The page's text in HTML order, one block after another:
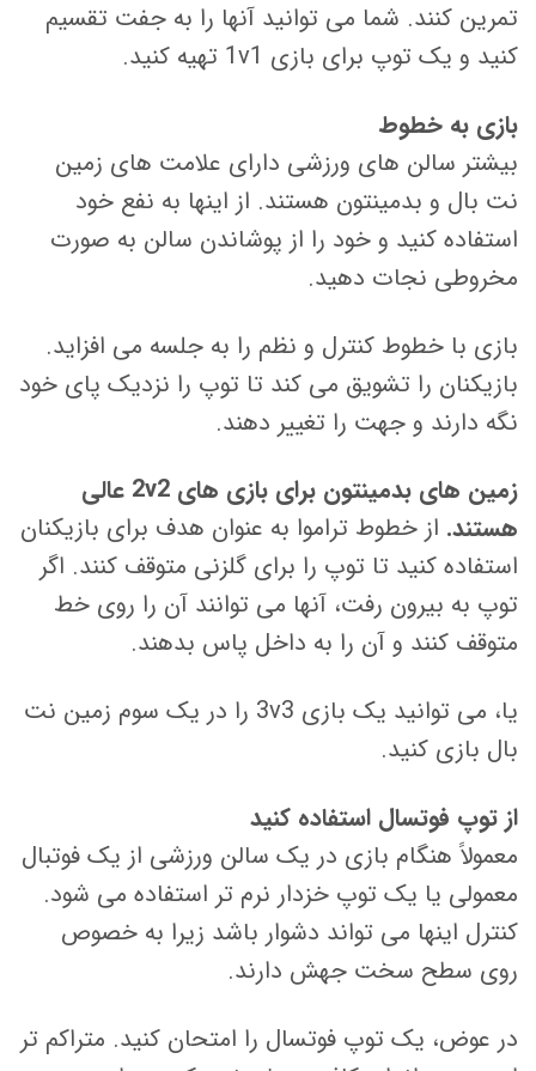
تمرین کنند. شما می توانید آنها را به جفت تقسیم
کنید و یک توپ برای بازی 1v1 تهیه کنید.
بازی به خطوط
بیشتر سالن های ورزشی دارای علامت های زمین
نت بال و بدمینتون هستند. از اینها به نفع خود
استفاده کنید و خود را از پوشاندن سالن به صورت
مخروطی نجات دهید.
بازی با خطوط کنترل و نظم را به جلسه می افزاید.
بازیکنان را تشویق می کند تا توپ را نزدیک پای خود
نگه دارند و جهت را تغییر دهند.
زمین های بدمینتون برای بازی های 2v2 عالی
هستند. از خطوط تراموا به عنوان هدف برای بازیکنان
استفاده کنید تا توپ را برای گلزنی متوقف کنند. اگر
توپ به بیرون رفت، آنها می توانند آن را روی خط
متوقف کنند و آن را به داخل پاس بدهند.
یا، می توانید یک بازی 3v3 را در یک سوم زمین نت
بال بازی کنید.
از توپ فوتسال استفاده کنید
معمولاً هنگام بازی در یک سالن ورزشی از یک فوتبال
معمولی یا یک توپ خزدار نرم تر استفاده می شود.
کنترل اینها می تواند دشوار باشد زیرا به خصوص
روی سطح سخت جهش دارند.
در عوض، یک توپ فوتسال را امتحان کنید. متراکم تر